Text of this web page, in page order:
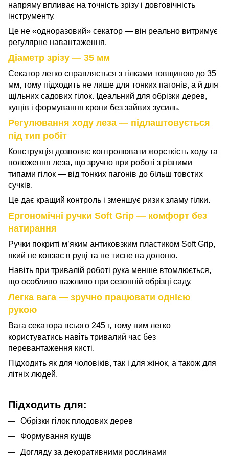
напряму впливає на точність зрізу і довговічність
інструменту.
Це не «одноразовий» секатор — він реально витримує
регулярне навантаження.
Діаметр зрізу — 35 мм
Секатор легко справляється з гілками товщиною до 35
мм, тому підходить не лише для тонких пагонів, а й для
щільних садових гілок. Ідеальний для обрізки дерев,
кущів і формування крони без зайвих зусиль.
Регулювання ходу леза — підлаштовується
під тип робіт
Конструкція дозволяє контролювати жорсткість ходу та
положення леза, що зручно при роботі з різними
типами гілок — від тонких пагонів до більш товстих
сучків.
Це дає кращий контроль і зменшує ризик зламу гілки.
Ергономічні ручки Soft Grip — комфорт без
натирання
Ручки покриті м’яким антиковзким пластиком Soft Grip,
який не ковзає в руці та не тисне на долоню.
Навіть при тривалій роботі рука менше втомлюється,
що особливо важливо при сезонній обрізці саду.
Легка вага — зручно працювати однією
рукою
Вага секатора всього 245 г, тому ним легко
користуватись навіть тривалий час без
перевантаження кисті.
Підходить як для чоловіків, так і для жінок, а також для
літніх людей.
Підходить для:
Обрізки гілок плодових дерев
Формування кущів
Догляду за декоративними рослинами